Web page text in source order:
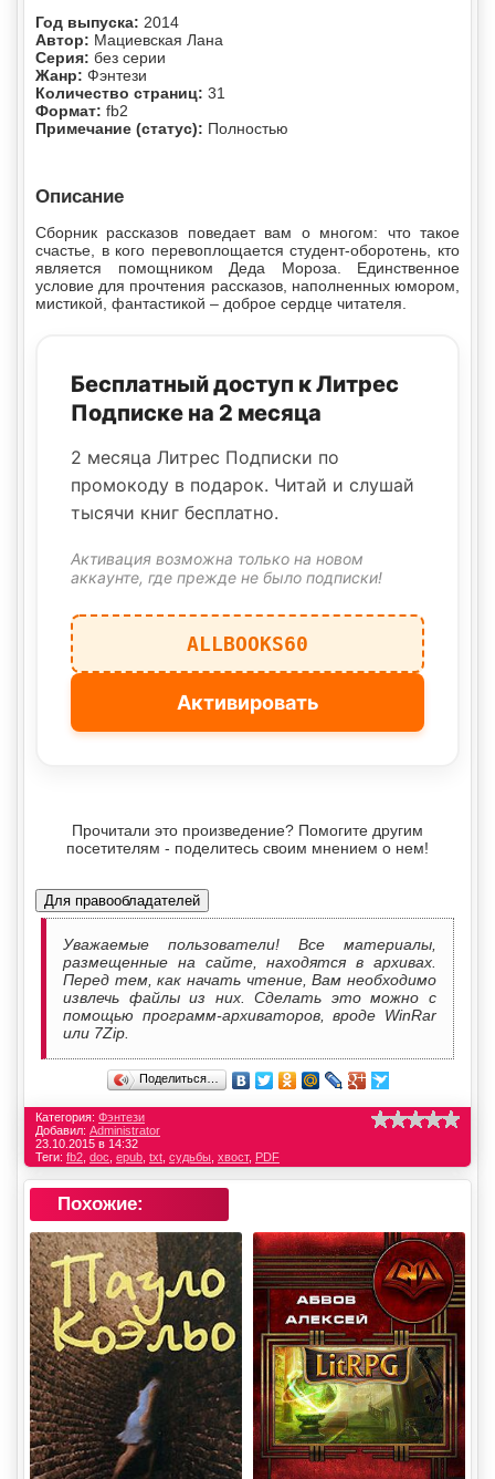
Год выпуска: 2014
Автор: Мациевская Лана
Серия: без серии
Жанр: Фэнтези
Количество страниц: 31
Формат: fb2
Примечание (статус): Полностью
Описание
Сборник рассказов поведает вам о многом: что такое
счастье, в кого перевоплощается студент-оборотень, кто
является помощником Деда Мороза. Единственное
условие для прочтения рассказов, наполненных юмором,
мистикой, фантастикой – доброе сердце читателя.
Бесплатный доступ к Литрес
Подписке на 2 месяца
2 месяца Литрес Подписки по
промокоду в подарок. Читай и слушай
тысячи книг бесплатно.
Активация возможна только на новом
аккаунте, где прежде не было подписки!
ALLBOOKS60
Активировать
Прочитали это произведение? Помогите другим
посетителям - поделитесь своим мнением о нем!
Для правообладателей
Уважаемые пользователи! Все материалы,
размещенные на сайте, находятся в архивах.
Перед тем, как начать чтение, Вам необходимо
извлечь файлы из них. Сделать это можно с
помощью программ-архиваторов, вроде WinRar
или 7Zip.
Поделиться…
Категория: Фэнтези
Добавил: Administrator
23.10.2015 в 14:32
Теги: fb2 doc epub txt судьбы хвост, PDF
Похожие: